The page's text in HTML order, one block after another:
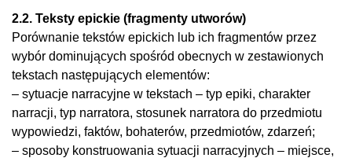
2.2. Teksty epickie (fragmenty utworów)
Porównanie tekstów epickich lub ich fragmentów przez
wybór dominujących spośród obecnych w zestawionych
tekstach następujących elementów:
– sytuacje narracyjne w tekstach – typ epiki, charakter
narracji, typ narratora, stosunek narratora do przedmiotu
wypowiedzi, faktów, bohaterów, przedmiotów, zdarzeń;
– sposoby konstruowania sytuacji narracyjnych – miejsce,